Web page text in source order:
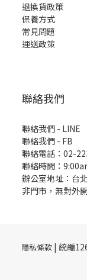
退換貨政策
保養方式
常見問題
運送政策
聯絡我們
聯絡我們 - LINE
聯絡我們 - FB
聯絡電話：02-
聯絡時間：
辦公室地址：台
非門市，無對外開
隱私條款| 統編